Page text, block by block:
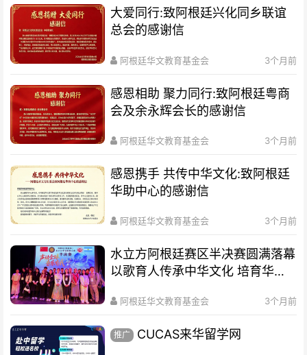
大爱同行:致阿根廷兴化同乡联谊
总会的感谢信
阿根廷华文教育基金会 3个月前
感恩相助 聚力同行:致阿根廷粤商
会及余永辉会长的感谢信
阿根廷华文教育基金会 3个月前
感恩携手 共传中华文化:致阿根廷
华助中心的感谢信
阿根廷华文教育基金会 3个月前
水立方阿根廷赛区半决赛圆满落幕
以歌育人传承中华文化 培育华裔
阿根廷华文教育基金会 3个月前
推广 CUCAS来华留学网